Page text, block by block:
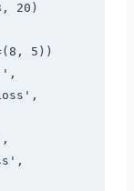
20)
5))
',